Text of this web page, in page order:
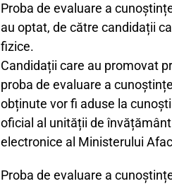
Proba de evaluare a
au optat, de către candidații
fizice.
Candidații care au promovat
proba de evaluare a
obținute vor fi aduse la
oficial al unității de
electronice al Ministerului
Proba de evaluare a